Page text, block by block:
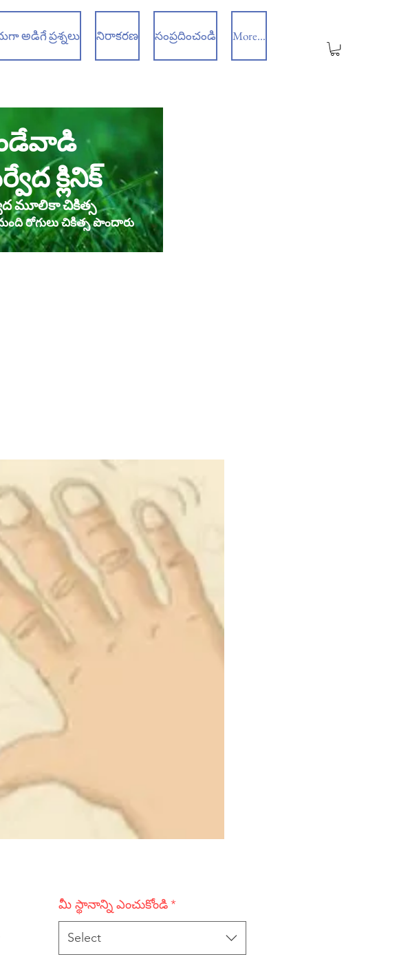
అడిగే ప్రశ్నలు నిరాకరణ సంప్రదించండి More...
క్లినిక్
మూలికా చికిత్స
రోగులు చికిత్స పొందారు
మీ స్థానాన్ని ఎంచుకోండి*
Select